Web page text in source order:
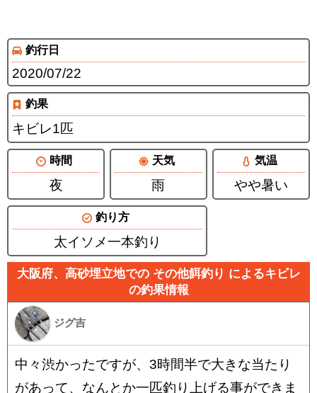
釣行日
2020/07/22
釣果
キビレ1匹
時間
夜
天気
雨
気温
やや暑い
釣り方
太イソメ一本釣り
大阪府、高砂埋立地での その他餌釣り によるキビレ
の釣果情報
ジグ吉
中々渋かったですが、3時間半で大きな当たり
があって、なんとか一匹釣り上げる事ができま